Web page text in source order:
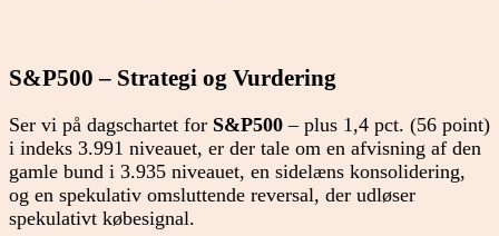
S&P500 – Strategi og Vurdering
Ser vi på dagschartet for S&P500 – plus 1,4 pct. (56 point)
i indeks 3.991 niveauet, er der tale om en afvisning af den
gamle bund i 3.935 niveauet, en sidelæns konsolidering,
og en spekulativ omsluttende reversal, der udløser
spekulativt købesignal.